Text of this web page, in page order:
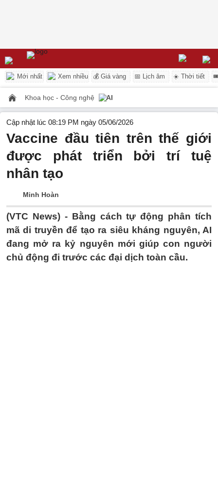
Mới nhất Xem nhiều 💰 Giá vàng 📅 Lịch âm ☀️ Thời tiết
Khoa học - Công nghệ AI
Cập nhật lúc 08:19 PM ngày 05/06/2026
Vaccine đầu tiên trên thế giới
được phát triển bởi trí tuệ
nhân tạo
Minh Hoàn
(VTC News) - Bằng cách tự động phân tích
mã di truyền để tạo ra siêu kháng nguyên, AI
đang mở ra kỷ nguyên mới giúp con người
chủ động đi trước các đại dịch toàn cầu.